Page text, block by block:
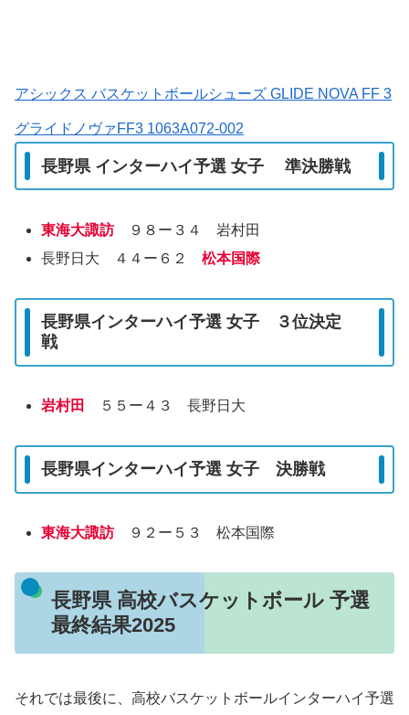
アシックス バスケットボールシューズ GLIDE NOVA FF 3
グライドノヴァFF3 1063A072-002
長野県 インターハイ予選 女子 準決勝戦
東海大諏訪 ９８ー３４ 岩村田
長野日大 ４４ー６２松本国際
長野県インターハイ予選 女子 ３位決定
戦
岩村田 ５５ー４３ 長野日大
長野県インターハイ予選 女子 決勝戦
東海大諏訪 ９２ー５３ 松本国際
長野県 高校バスケットボール 予選
最終結果2025
それでは最後に、高校バスケットボールインターハイ予選